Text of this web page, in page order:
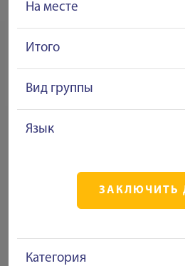
На месте
Итого
Вид группы
Язык
ЗАКЛЮЧИТЬ
Категория